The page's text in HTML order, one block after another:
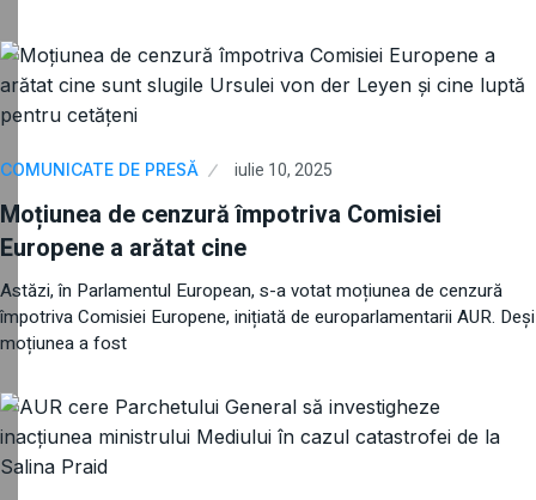
COMUNICATE DE PRESĂ iulie 10, 2025
Moțiunea de cenzură împotriva Comisiei
Europene a arătat cine
Astăzi, în Parlamentul European, s-a votat moțiunea de cenzură
împotriva Comisiei Europene, inițiată de europarlamentarii AUR. Deși
moțiunea a fost